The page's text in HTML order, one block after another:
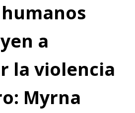
a
la violencia
Myrna